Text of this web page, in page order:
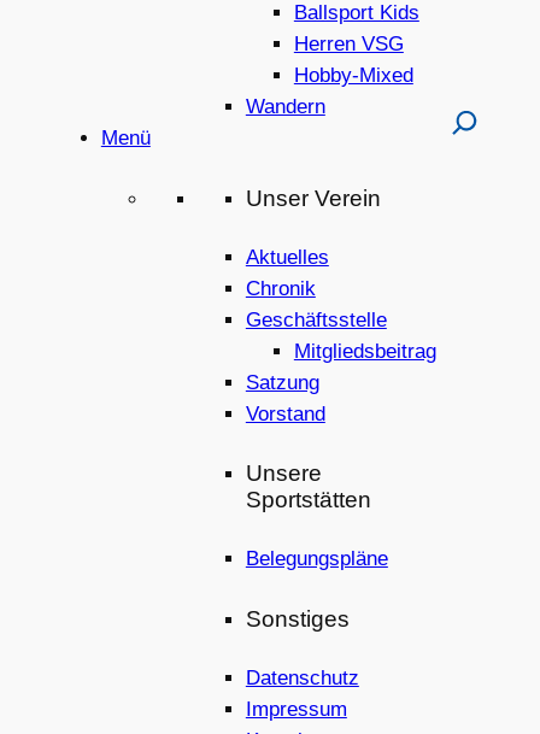
Ballsport Kids
Herren VSG
Hobby-Mixed
Wandern
Menü
Unser Verein
Aktuelles
Chronik
Geschäftsstelle
Mitgliedsbeitrag
Satzung
Vorstand
Unsere
Sportstätten
Belegungspläne
Sonstiges
Datenschutz
Impressum